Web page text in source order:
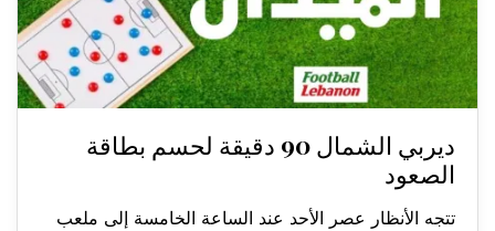
ديربي الشمال 90 دقيقة لحسم بطاقة
الصعود
تتجه الأنظار عصر الأحد عند الساعة الخامسة إلى ملعب